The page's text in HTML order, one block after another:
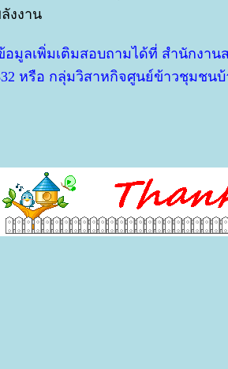
งงาน
มูลเพิ่มเติมสอบถามได้ที่ สำนักงาน
หรือ กลุ่มวิสาหกิจศูนย์ข้าวชุมชน